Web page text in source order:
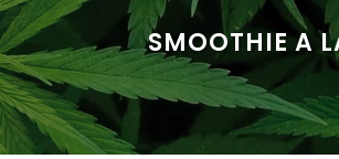
SMOOTHIE A